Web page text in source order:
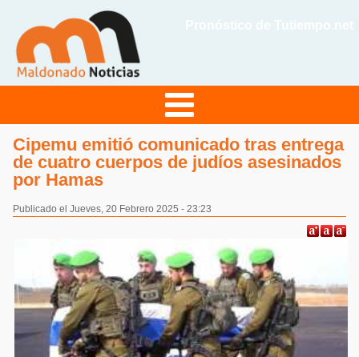
Cipemu emitió comunicado tras entrega
de cuatro cuerpos de judíos asesinados
por Hamas
Publicado el Jueves, 20 Febrero 2025 - 23:23